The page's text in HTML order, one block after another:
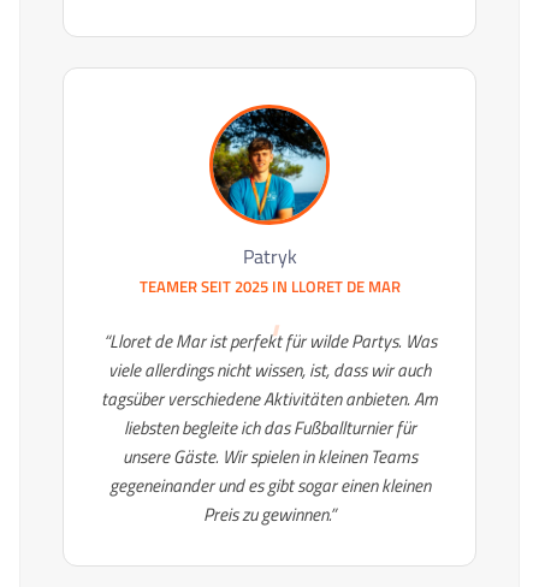
Patryk
TEAMER SEIT 2025 IN LLORET DE MAR
“Lloret de Mar ist perfekt für wilde Partys. Was
viele allerdings nicht wissen, ist, dass wir auch
tagsüber verschiedene Aktivitäten anbieten. Am
liebsten begleite ich das Fußballturnier für
unsere Gäste. Wir spielen in kleinen Teams
gegeneinander und es gibt sogar einen kleinen
Preis zu gewinnen.”